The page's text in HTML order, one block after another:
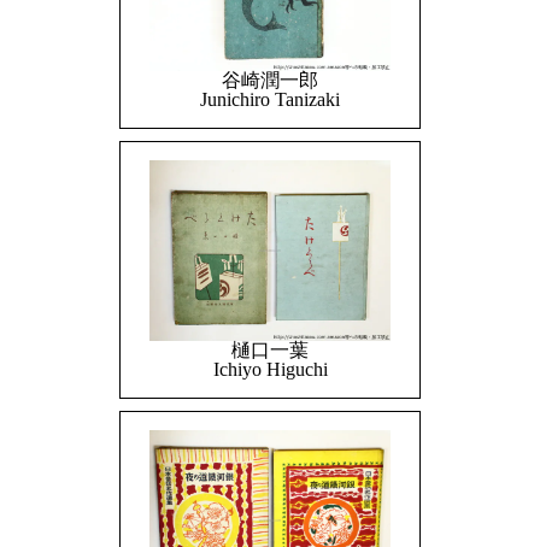
谷崎潤一郎
Junichiro Tanizaki
樋口一葉
Ichiyo Higuchi